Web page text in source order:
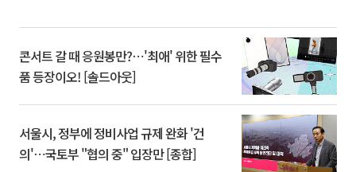
콘서트 갈 때 응원봉만?⋯'최애' 위한 필수
품 등장이오! [솔드아웃]
서울시, 정부에 정비사업 규제 완화 '건
의'⋯국토부 "협의 중" 입장만 [종합]